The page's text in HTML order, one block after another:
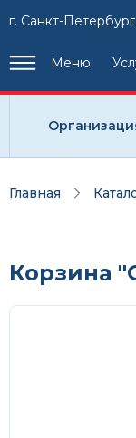
г. Санкт-
Меню
Главная
Корзина